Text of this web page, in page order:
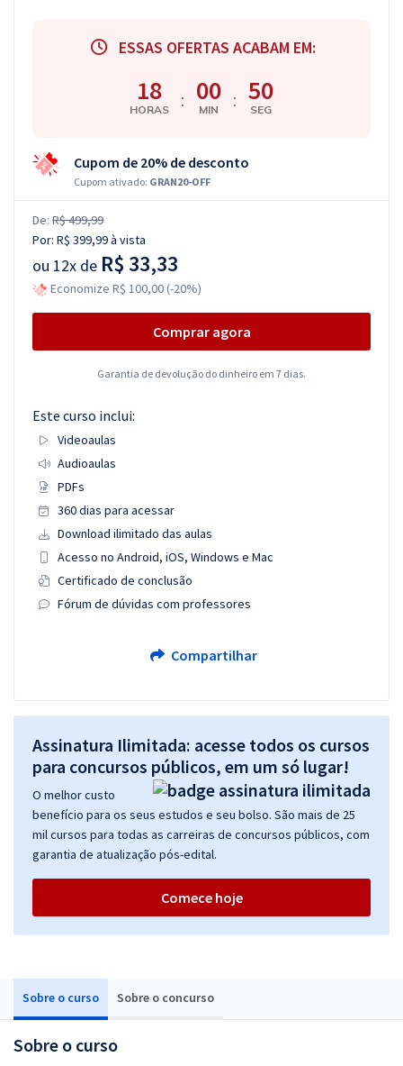
Atendimento
Sobre o curso Sobre o concurso
Sobre o curso
ESSAS OFERTAS ACABAM EM:
18
HORAS : 00
MIN : 49
SEG
Cupom de 20% de desconto
Cupom ativado: GRAN20-OFF
De: R$ 499,99
Por: R$ 399,99à vista
ou 12x de R$ 33,33
Economize R$ 100,00 (-20%)
Comprar agora
Garantia de devolução do dinheiro em 7 dias.
Este curso inclui:
Videoaulas
Audioaulas
PDFs
360 dias para acessar
Download ilimitado das aulas
Acesso no Android, iOS, Windows e Mac
Certificado de conclusão
Fórum de dúvidas com professores
Compartilhar
Assinatura Ilimitada: acesse todos os cursos
para concursos públicos, em um só lugar!
O melhor custo
benefício para os seus estudos e seu bolso. São mais de 25
mil cursos para todas as carreiras de concursos públicos, com
garantia de atualização pós-edital.
Comece hoje